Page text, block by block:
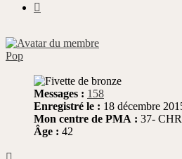
Pop
Messages : 158
Enregistré le : 18 décembre
Mon centre de PMA : 37-
Âge : 42